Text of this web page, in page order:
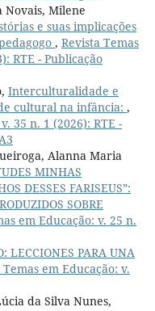
Novais, Milene
e suas implicações
, Revista Temas
RTE - Publicação
Interculturalidade e
cultural na infância: ,
35 n. 1 (2026): RTE -
Alanna Maria
MINHAS
DESSES FARISEUS”:
SOBRE
em Educação: v. 25 n.
LECCIONES PARA UNA
Temas em Educação: v.
da Silva Nunes,